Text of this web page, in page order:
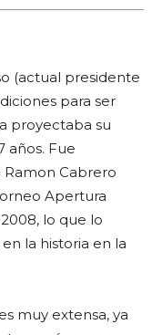
(actual presidente
para ser
proyectaba su
años. Fue
Cabrero
Apertura
lo que lo
la historia en la
muy extensa, ya